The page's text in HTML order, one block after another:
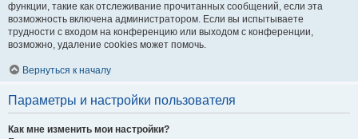
функции, такие как отслеживание прочитанных сообщений, если эта
возможность включена администратором. Если вы испытываете
трудности с входом на конференцию или выходом с конференции,
возможно, удаление cookies может помочь.
Вернуться к началу
Параметры и настройки пользователя
Как мне изменить мои настройки?